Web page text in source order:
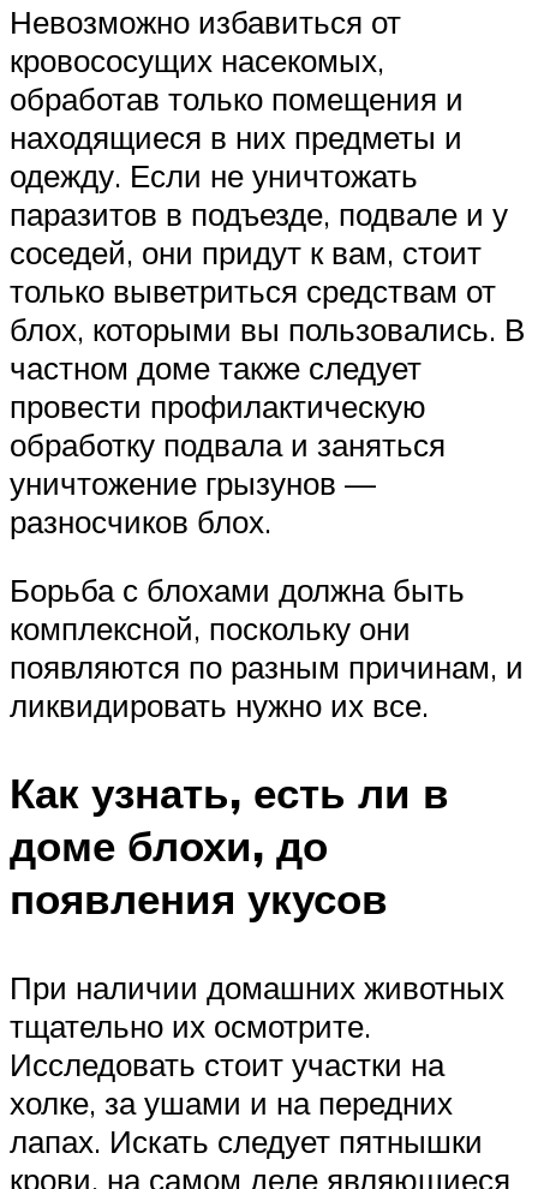
Невозможно избавиться от
кровососущих насекомых,
обработав только помещения и
находящиеся в них предметы и
одежду. Если не уничтожать
паразитов в подъезде, подвале и у
соседей, они придут к вам, стоит
только выветриться средствам от
блох, которыми вы пользовались. В
частном доме также следует
провести профилактическую
обработку подвала и заняться
уничтожение грызунов —
разносчиков блох.
Борьба с блохами должна быть
комплексной, поскольку они
появляются по разным причинам, и
ликвидировать нужно их все.
Как узнать, есть ли в
доме блохи, до
появления укусов
При наличии домашних животных
тщательно их осмотрите.
Исследовать стоит участки на
холке, за ушами и на передних
лапах. Искать следует пятнышки
крови, на самом деле являющиеся